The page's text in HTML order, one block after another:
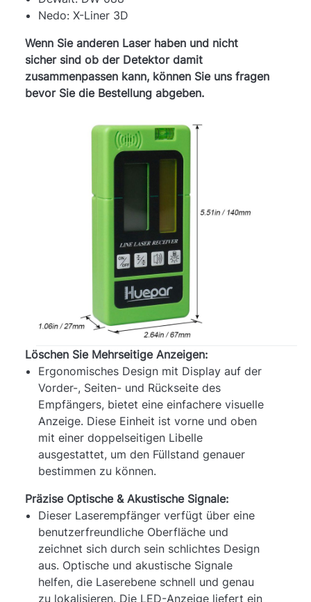
Nedo: X-Liner 3D
Wenn Sie anderen Laser haben und nicht
sicher sind ob der Detektor damit
zusammenpassen kann, können Sie uns fragen
bevor Sie die Bestellung abgeben.
Löschen Sie Mehrseitige Anzeigen:
Ergonomisches Design mit Display auf der
Vorder-, Seiten- und Rückseite des
Empfängers, bietet eine einfachere visuelle
Anzeige. Diese Einheit ist vorne und oben
mit einer doppelseitigen Libelle
ausgestattet, um den Füllstand genauer
bestimmen zu können.
Präzise Optische & Akustische Signale:
Dieser Laserempfänger verfügt über eine
benutzerfreundliche Oberfläche und
zeichnet sich durch sein schlichtes Design
aus. Optische und akustische Signale
helfen, die Laserebene schnell und genau
zu lokalisieren. Die LED-Anzeige liefert ein